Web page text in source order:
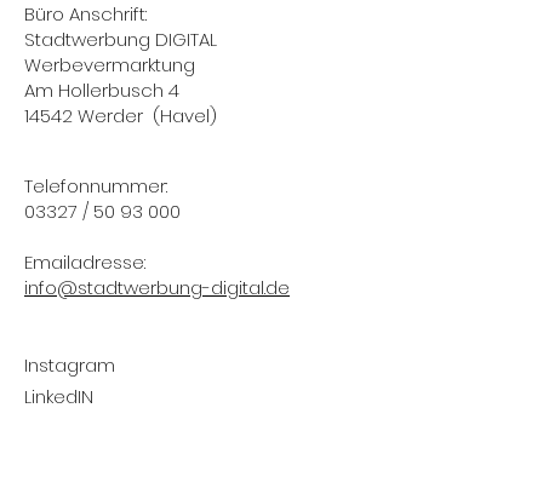
Instagram
LinkedIN
Büro Anschrift:
Stadtwerbung DIGITAL
Werbevermarktung
Am Hollerbusch 4
14542 Werder (Havel)
Telefonnummer:
03327 / 50 93 000
Emailadresse:
info@stadtwerbung-digital.de